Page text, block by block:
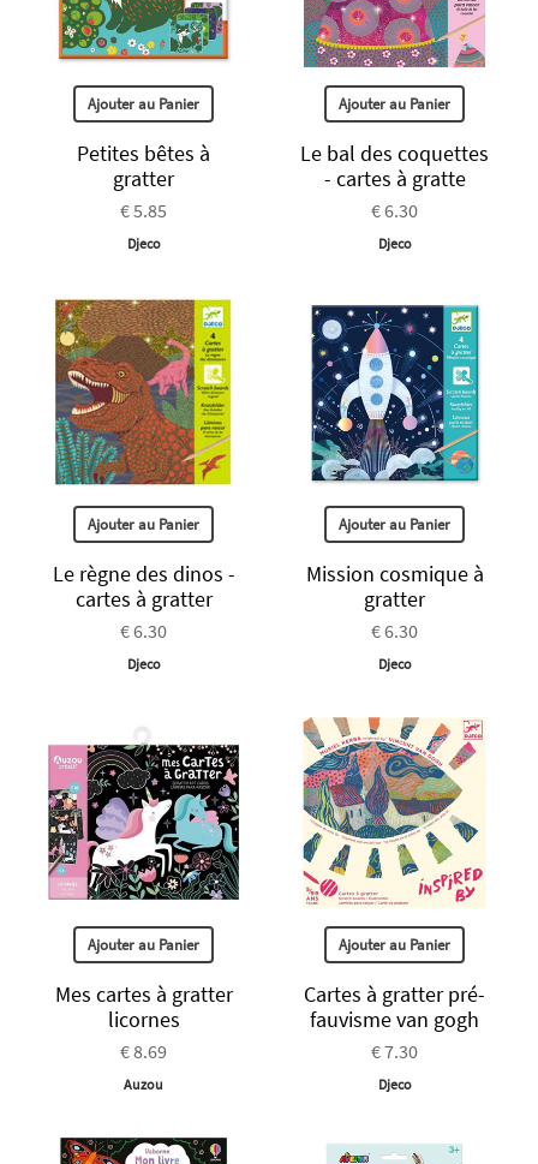
Ajouter au Panier
Petites bêtes à
gratter
€ 5.85
Djeco
Ajouter au Panier
Le bal des coquettes
- cartes à gratte
€ 6.30
Djeco
Ajouter au Panier
Le règne des dinos -
cartes à gratter
€ 6.30
Djeco
Ajouter au Panier
Mission cosmique à
gratter
€ 6.30
Djeco
Ajouter au Panier
Mes cartes à gratter
licornes
€ 8.69
Auzou
Ajouter au Panier
Cartes à gratter pré-
fauvisme van gogh
€ 7.30
Djeco